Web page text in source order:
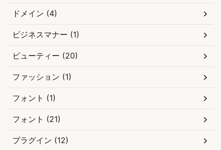
ドメイン (4)
ビジネスマナー (1)
ビューティー (20)
ファッション (1)
フォント (1)
フォント (21)
プラグイン (12)